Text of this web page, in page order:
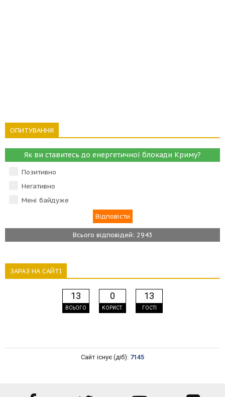
ОПИТУВАННЯ
Як ви ставитесь до енергетичної блокади Криму?
Позитивно
Негативно
Мені байдуже
Всього відповідей: 2943
ЗАРАЗ НА САЙТІ
13
ВСЬОГО
0
КОРИСТ.
13
ГОСТІ
Сайт існує (діб): 7145